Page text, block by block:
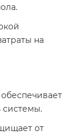
на
обеспечивает
системы.​
от